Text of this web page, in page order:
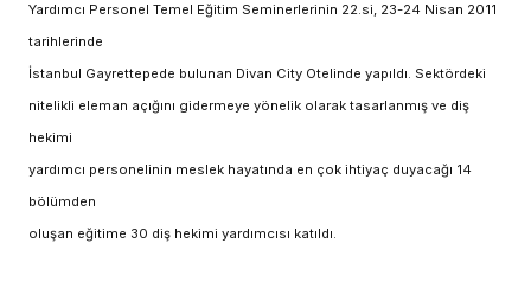
Yardımcı Personel Temel Eğitim Seminerlerinin 22.si, 23-24 Nisan 2011
tarihlerinde
İstanbul Gayrettepede bulunan Divan City Otelinde yapıldı. Sektördeki
nitelikli eleman açığını gidermeye yönelik olarak tasarlanmış ve diş
hekimi
yardımcı personelinin meslek hayatında en çok ihtiyaç duyacağı 14
bölümden
oluşan eğitime 30 diş hekimi yardımcısı katıldı.